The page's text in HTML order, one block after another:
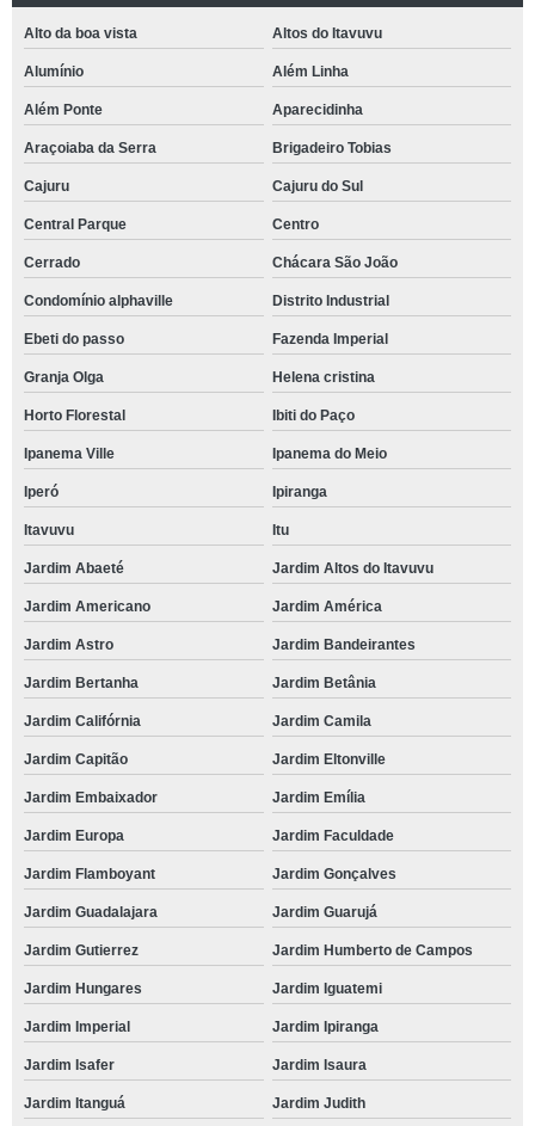
Alto da boa vista Altos do Itavuvu
Alumínio Além Linha
Além Ponte Aparecidinha
Araçoiaba da Serra Brigadeiro Tobias
Cajuru Cajuru do Sul
Central Parque Centro
Cerrado Chácara São João
Condomínio alphaville Distrito Industrial
Ebeti do passo Fazenda Imperial
Granja Olga Helena cristina
Horto Florestal Ibiti do Paço
Ipanema Ville Ipanema do Meio
Iperó Ipiranga
Itavuvu Itu
Jardim Abaeté Jardim Altos do Itavuvu
Jardim Americano Jardim América
Jardim Astro Jardim Bandeirantes
Jardim Bertanha Jardim Betânia
Jardim Califórnia Jardim Camila
Jardim Capitão Jardim Eltonville
Jardim Embaixador Jardim Emília
Jardim Europa Jardim Faculdade
Jardim Flamboyant Jardim Gonçalves
Jardim Guadalajara Jardim Guarujá
Jardim Gutierrez Jardim Humberto de Campos
Jardim Hungares Jardim Iguatemi
Jardim Imperial Jardim Ipiranga
Jardim Isafer Jardim Isaura
Jardim Itanguá Jardim Judith